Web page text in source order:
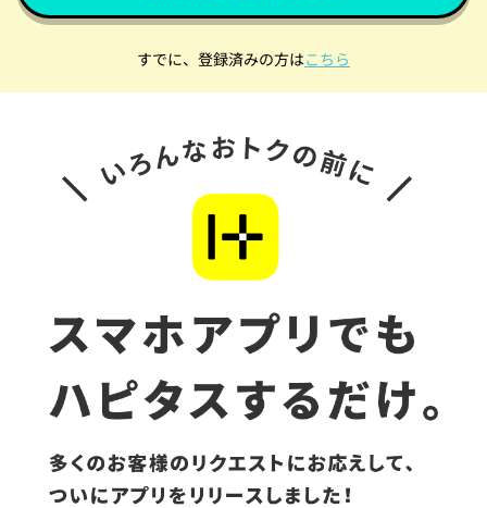
すでに、登録済みの方はこちら